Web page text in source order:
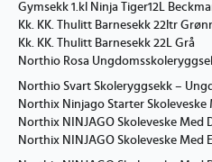
Gymsekk 1.kl Ninja Tiger12L
Kk. KK. Thulitt Barnesekk 22ltr
Kk. KK. Thulitt Barnesekk 22L Grå
Northio Rosa
Northio Svart Skoleryggsekk –
Northix Ninjago Starter Skoleveske